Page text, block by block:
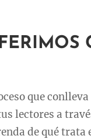
que
lectores a
de qué